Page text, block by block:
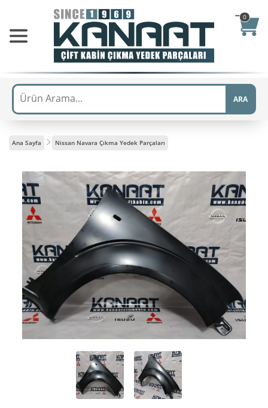
0
ARA
Ana Sayfa Nissan Navara Çıkma Yedek Parçaları